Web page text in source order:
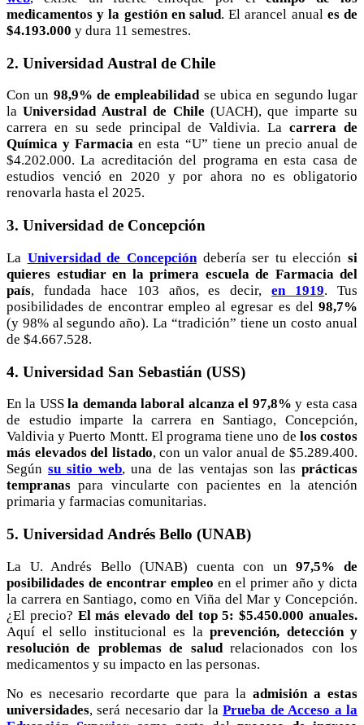
medicamentos y la gestión en salud. El arancel anual es de
$4.193.000 y dura 11 semestres.
2. Universidad Austral de Chile
Con un 98,9% de empleabilidadse ubica en segundo lugar
laUniversidad Austral de Chile (UACH), que imparte su
carrera en su sede principal de Valdivia. Lacarrera de
Química y Farmacia en esta “U” tiene un precio anual de
$4.202.000. La acreditación del programa en esta casa de
estudios venció en 2020 y por ahora no es obligatorio
renovarla hasta el 2025.
3. Universidad de Concepción
La Universidad de Concepcióndebería ser tu elección si
quieres estudiar en la primera escuela de Farmacia del
país, fundada hace 103 años, es decir,en 1919. Tus
posibilidades de encontrar empleo al egresar es del 98,7%
(y 98% al segundo año). La “tradición” tiene un costo anual
de $4.667.528.
4. Universidad San Sebastián (USS)
En la USSla demanda laboral alcanza el 97,8% y esta casa
de estudio imparte la carrera en Santiago, Concepción,
Valdivia y Puerto Montt. El programa tiene uno de los costos
más elevados del listado, con un valor anual de $5.289.400.
Segúnsu sitio web, una de las ventajas son lasprácticas
tempranas para vincularte con pacientes en la atención
primaria y farmacias comunitarias.
5. Universidad Andrés Bello (UNAB)
La U. Andrés Bello (UNAB) cuenta con un97,5% de
posibilidades de encontrar empleo en el primer año y dicta
la carrera en Santiago, como en Viña del Mar y Concepción.
¿El precio? El más elevado del top 5: $5.450.000 anuales.
Aquí el sello institucional es la prevención, detección y
resolución de problemas de saludrelacionados con los
medicamentos y su impacto en las personas.
No es necesario recordarte que para la admisión a estas
universidades, será necesario dar laPrueba de Acceso a la